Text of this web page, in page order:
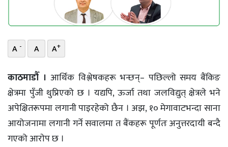
ऊर्जा
विशेष
A - A A+
काठमाडौँ । आर्थिक विश्लेषकहरू भन्छन्– पछिल्लो समय बैंकिङ
क्षेत्रमा पुँजी थुप्रिएको छ । यद्यपि, ऊर्जा तथा जलविद्युत् क्षेत्रले भने
अपेक्षितरूपमा लगानी पाइरहेको छैन । अझ, १० मेगावाटभन्दा साना
आयोजनामा लगानी गर्ने सवालमा त बैंकहरू पूर्णतः अनुत्तरदायी बन्दै
गएको आराेप छ ।